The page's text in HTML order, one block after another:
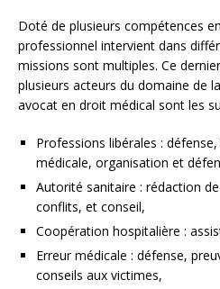
Doté de plusieurs compétences
professionnel intervient dans
missions sont multiples. Ce
plusieurs acteurs du domaine de
avocat en droit médical sont les
Professions libérales :
médicale, organisation et
Autorité sanitaire : rédaction
conflits, et conseil,
Coopération hospitalière :
Erreur médicale : défense,
conseils aux victimes,